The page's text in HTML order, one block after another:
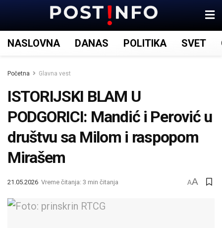
NASLOVNA DANAS POLITIKA SVET
Početna Glavna vest
ISTORIJSKI BLAM U
PODGORICI: Mandić i Perović u
društvu sa Milom i raspopom
Mirašem
21.05.2026 Vreme čitanja: 3 min čitanja AA